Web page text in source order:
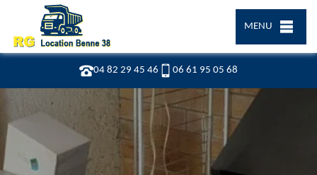
04 82 29 45 46 06 61 95 05 68
MENU